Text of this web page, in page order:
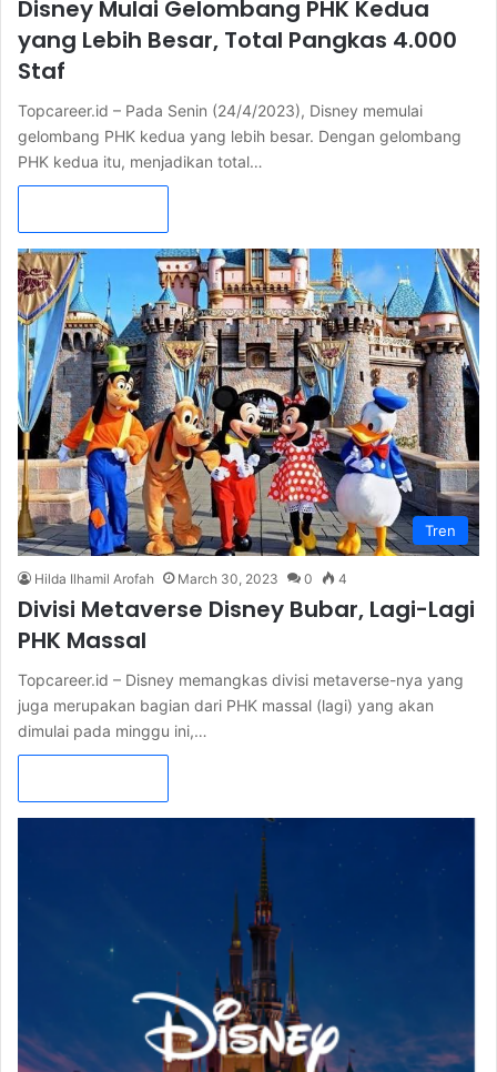
Disney Mulai Gelombang PHK Kedua
yang Lebih Besar, Total Pangkas 4.000
Staf
Topcareer.id – Pada Senin (24/4/2023), Disney memulai
gelombang PHK kedua yang lebih besar. Dengan gelombang
PHK kedua itu, menjadikan total…
Tren
Hilda Ilhamil Arofah March 30, 2023 0 4
Divisi Metaverse Disney Bubar, Lagi-Lagi
PHK Massal
Topcareer.id – Disney memangkas divisi metaverse-nya yang
juga merupakan bagian dari PHK massal (lagi) yang akan
dimulai pada minggu ini,…